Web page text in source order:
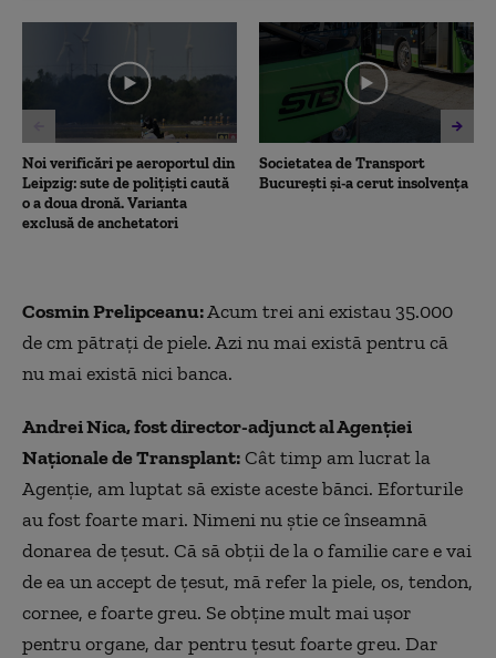
2
seconds
Noi verificări pe aeroportul din
Leipzig: sute de polițiști caută
o a doua dronă. Varianta
exclusă de anchetatori
Societatea de Transport
București și-a cerut insolvența
Cosmin Prelipceanu:Acum trei ani existau 35.000
de cm pătraţi de piele. Azi nu mai există pentru că
nu mai există nici banca.
Andrei Nica, fost director-adjunct al Agenţiei
Naţionale de Transplant:Cât timp am lucrat la
Agenție, am luptat să existe aceste bănci. Eforturile
au fost foarte mari. Nimeni nu știe ce înseamnă
donarea de ţesut. Că să obţii de la o familie care e vai
de ea un accept de ţesut, mă refer la piele, os, tendon,
cornee, e foarte greu. Se obține mult mai ușor
pentru organe, dar pentru țesut foarte greu. Dar